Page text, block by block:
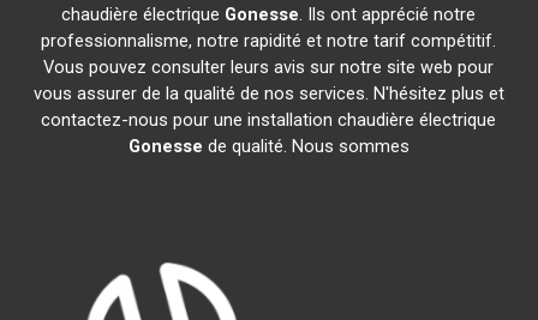
chaudière électrique Gonesse. Ils ont apprécié notre
professionnalisme, notre rapidité et notre tarif compétitif.
Vous pouvez consulter leurs avis sur notre site web pour
vous assurer de la qualité de nos services. N'hésitez plus et
contactez-nous pour une installation chaudière électrique
Gonesse de qualité. Nous sommes